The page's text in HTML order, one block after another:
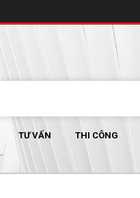
TƯ VẤN THI CÔNG